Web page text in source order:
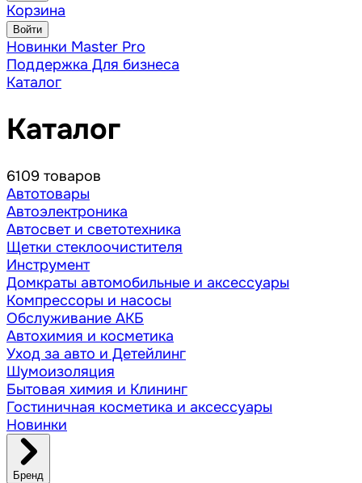
Корзина
Войти
Новинки Master Pro
Поддержка Для бизнеса
Каталог
Каталог
6109 товаров
Автотовары
Автоэлектроника
Автосвет и светотехника
Щетки стеклоочистителя
Инструмент
Домкраты автомобильные и аксессуары
Компрессоры и насосы
Обслуживание АКБ
Автохимия и косметика
Уход за авто и Детейлинг
Шумоизоляция
Бытовая химия и Клининг
Гостиничная косметика и аксессуары
Новинки
Бренд